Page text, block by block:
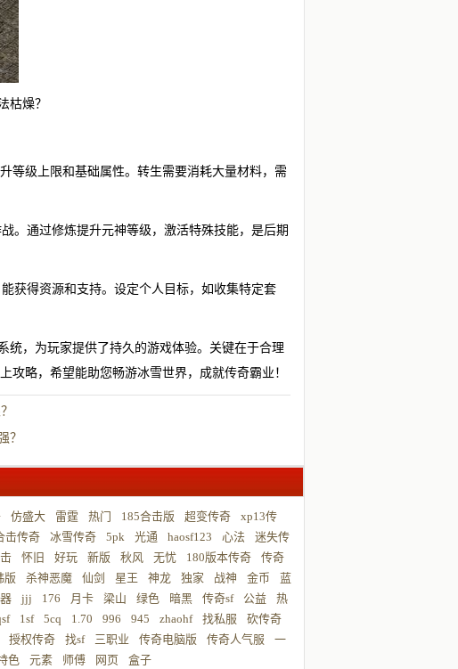
枯燥？
等级上限和基础属性。转生需要消耗大量材料，需
。通过修炼提升元神等级，激活特殊技能，是后期
获得资源和支持。设定个人目标，如收集特定套
统，为玩家提供了持久的游戏体验。关键在于合理
攻略，希望能助您畅游冰雪世界，成就传奇霸业！
？
仿盛大 雷霆 热门 185合击版 超变传奇
xp13传
击传奇 冰雪传奇 5pk 光通 haosf123 心法
迷失传
怀旧 好玩 新版 秋风 无忧 180版本传奇
传奇
版 杀神恶魔 仙剑 星王 神龙 独家 战神 金币
蓝
jjj 176 月卡 梁山 绿色 暗黑 传奇sf 公益
热
1sf 5cq 1.70 996 945 zhaohf 找私服
砍传奇
授权传奇 找sf 三职业 传奇电脑版 传奇人气服
一
色 元素 师傅 网页 盒子